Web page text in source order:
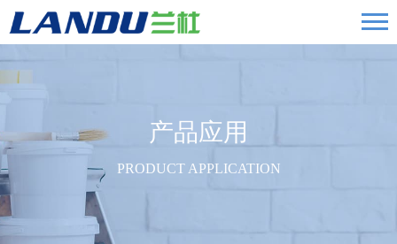
产品应用
PRODUCT APPLICATION